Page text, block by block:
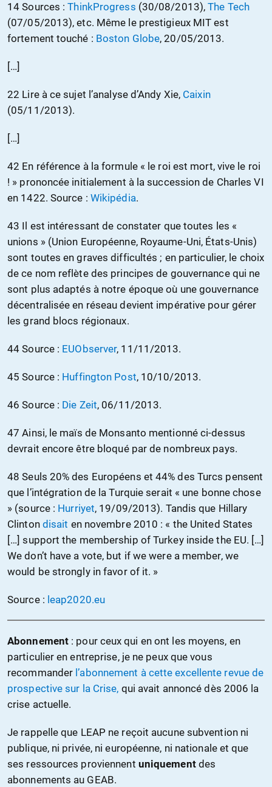
14 Sources :ThinkProgress (30/08/2013),The Tech
(07/05/2013), etc. Même le prestigieux MIT est
fortement touché : Boston Globe, 20/05/2013.
[…]
22 Lire à ce sujet l’analyse d’Andy Xie, Caixin
(05/11/2013).
[…]
42 En référence à la formule « le roi est mort, vive le roi
! » prononcée initialement à la succession de Charles VI
en 1422. Source : Wikipédia.
43 Il est intéressant de constater que toutes les «
unions » (Union Européenne, Royaume-Uni, États-Unis)
sont toutes en graves difficultés ; en particulier, le choix
de ce nom reflète des principes de gouvernance qui ne
sont plus adaptés à notre époque où une gouvernance
décentralisée en réseau devient impérative pour gérer
les grand blocs régionaux.
44 Source : EUObserver, 11/11/2013.
45 Source : Huffington Post, 10/10/2013.
46 Source : Die Zeit, 06/11/2013.
47 Ainsi, le maïs de Monsanto mentionné ci-dessus
devrait encore être bloqué par de nombreux pays.
48 Seuls 20% des Européens et 44% des Turcs pensent
que l’intégration de la Turquie serait « une bonne chose
» (source : Hurriyet, 19/09/2013). Tandis que Hillary
Clinton disait en novembre 2010 : « the United States
[…] support the membership of Turkey inside the EU. […]
We don’t have a vote, but if we were a member, we
would be strongly in favor of it. »
Source : leap2020.eu
Abonnement : pour ceux qui en ont les moyens, en
particulier en entreprise, je ne peux que vous
recommander l’abonnement à cette excellente revue de
prospective sur la Crise, qui avait annoncé dès 2006 la
crise actuelle.
Je rappelle que LEAP ne reçoit aucune subvention ni
publique, ni privée, ni européenne, ni nationale et que
ses ressources proviennent uniquementdes
abonnements au GEAB.